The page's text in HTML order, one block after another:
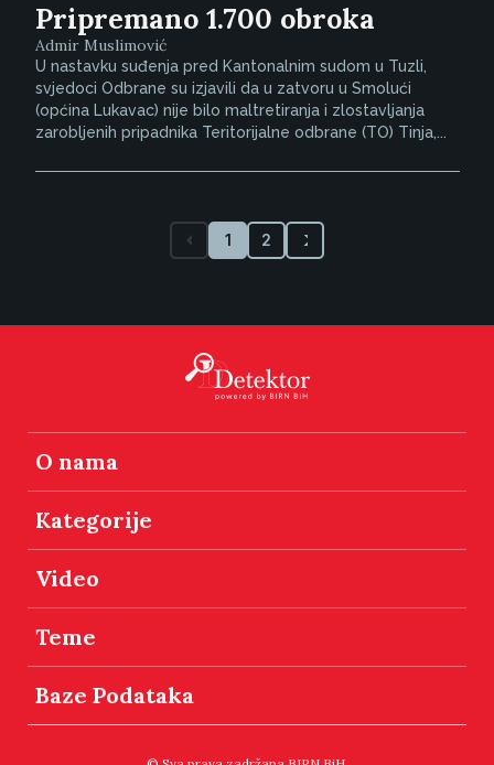
Pripremano 1.700 obroka
Admir Muslimović
U nastavku suđenja pred Kantonalnim sudom u Tuzli,
svjedoci Odbrane su izjavili da u zatvoru u Smolući
(općina Lukavac) nije bilo maltretiranja i zlostavljanja
zarobljenih pripadnika Teritorijalne odbrane (TO) Tinja,...
1 2
O nama
Kategorije
Video
Teme
Baze Podataka